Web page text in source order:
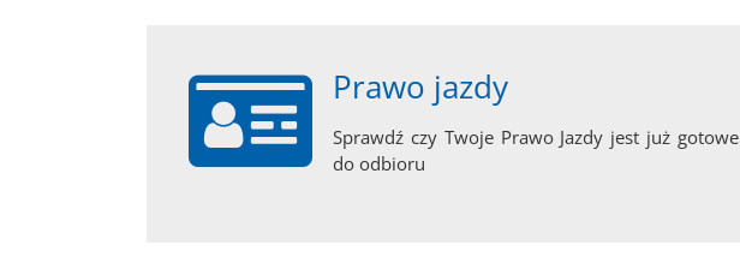
Prawo jazdy
Sprawdź czy Twoje Prawo Jazdy jest już gotowe
do odbioru